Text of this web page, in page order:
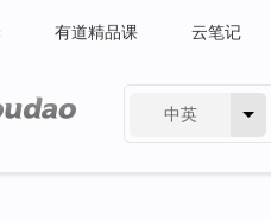
有道精品课 云笔记
中英